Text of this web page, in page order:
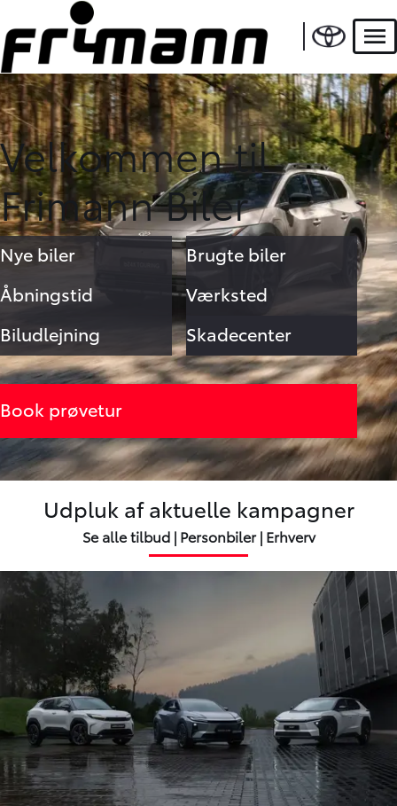
Velkommen til
Frimann Biler
Nye biler
Brugte biler
Åbningstid
Værksted
Biludlejning
Skadecenter
Book prøvetur
Udpluk af aktuelle kampagner
Se alle tilbud| Personbiler| Erhverv